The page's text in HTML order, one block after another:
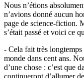
Nous n’étions
n’avions donné aucun
page de science-fiction.
s’était passé et voici ce
- Cela fait très
monde dans cent ans.
d’une chose : c’est que
continueront d’allumer